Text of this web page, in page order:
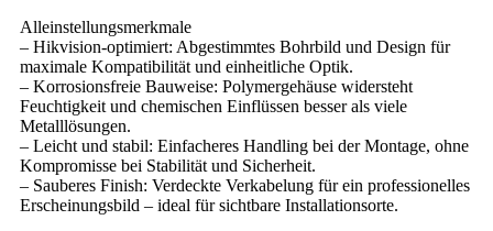
Alleinstellungsmerkmale
– Hikvision-optimiert: Abgestimmtes Bohrbild und Design für
maximale Kompatibilität und einheitliche Optik.
– Korrosionsfreie Bauweise: Polymergehäuse widersteht
Feuchtigkeit und chemischen Einflüssen besser als viele
Metalllösungen.
– Leicht und stabil: Einfacheres Handling bei der Montage, ohne
Kompromisse bei Stabilität und Sicherheit.
– Sauberes Finish: Verdeckte Verkabelung für ein professionelles
Erscheinungsbild – ideal für sichtbare Installationsorte.